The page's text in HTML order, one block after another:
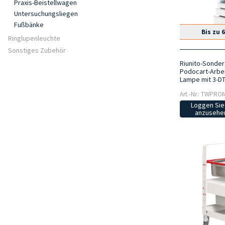
Praxis-Beistellwagen
Untersuchungsliegen
Fußbänke
Ringlupenleuchte
Sonstiges Zubehör
Bis zu
Riunito-
Podocart-
Lampe mit 3-
Art.-Nr.:
Loggen